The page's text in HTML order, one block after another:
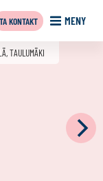
MENY
TA KONTAKT
TAULUMÄKI